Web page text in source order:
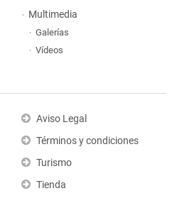
Multimedia
Galerías
Vídeos
Aviso Legal
Términos y condiciones
Turismo
Tienda